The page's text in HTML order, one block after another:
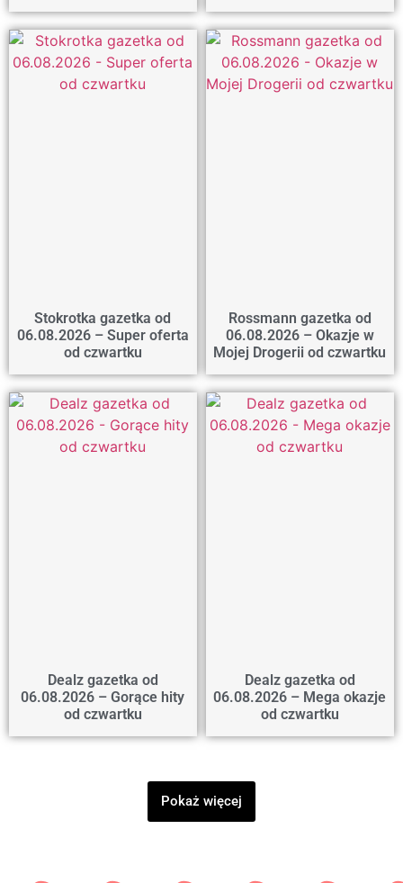
Stokrotka gazetka od
06.08.2026 – Super oferta
od czwartku
Rossmann gazetka od
06.08.2026 – Okazje w
Mojej Drogerii od czwartku
Dealz gazetka od
06.08.2026 – Gorące hity
od czwartku
Dealz gazetka od
06.08.2026 – Mega okazje
od czwartku
Pokaż więcej